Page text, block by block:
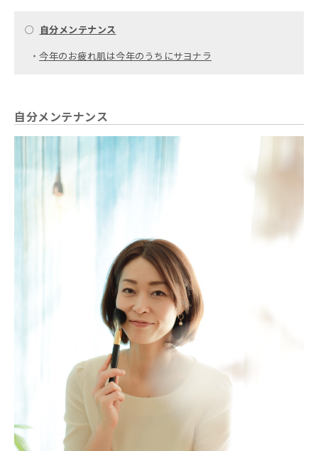
○ 自分メンテナンス
・ 今年のお疲れ肌は今年のうちにサヨナラ
自分メンテナンス